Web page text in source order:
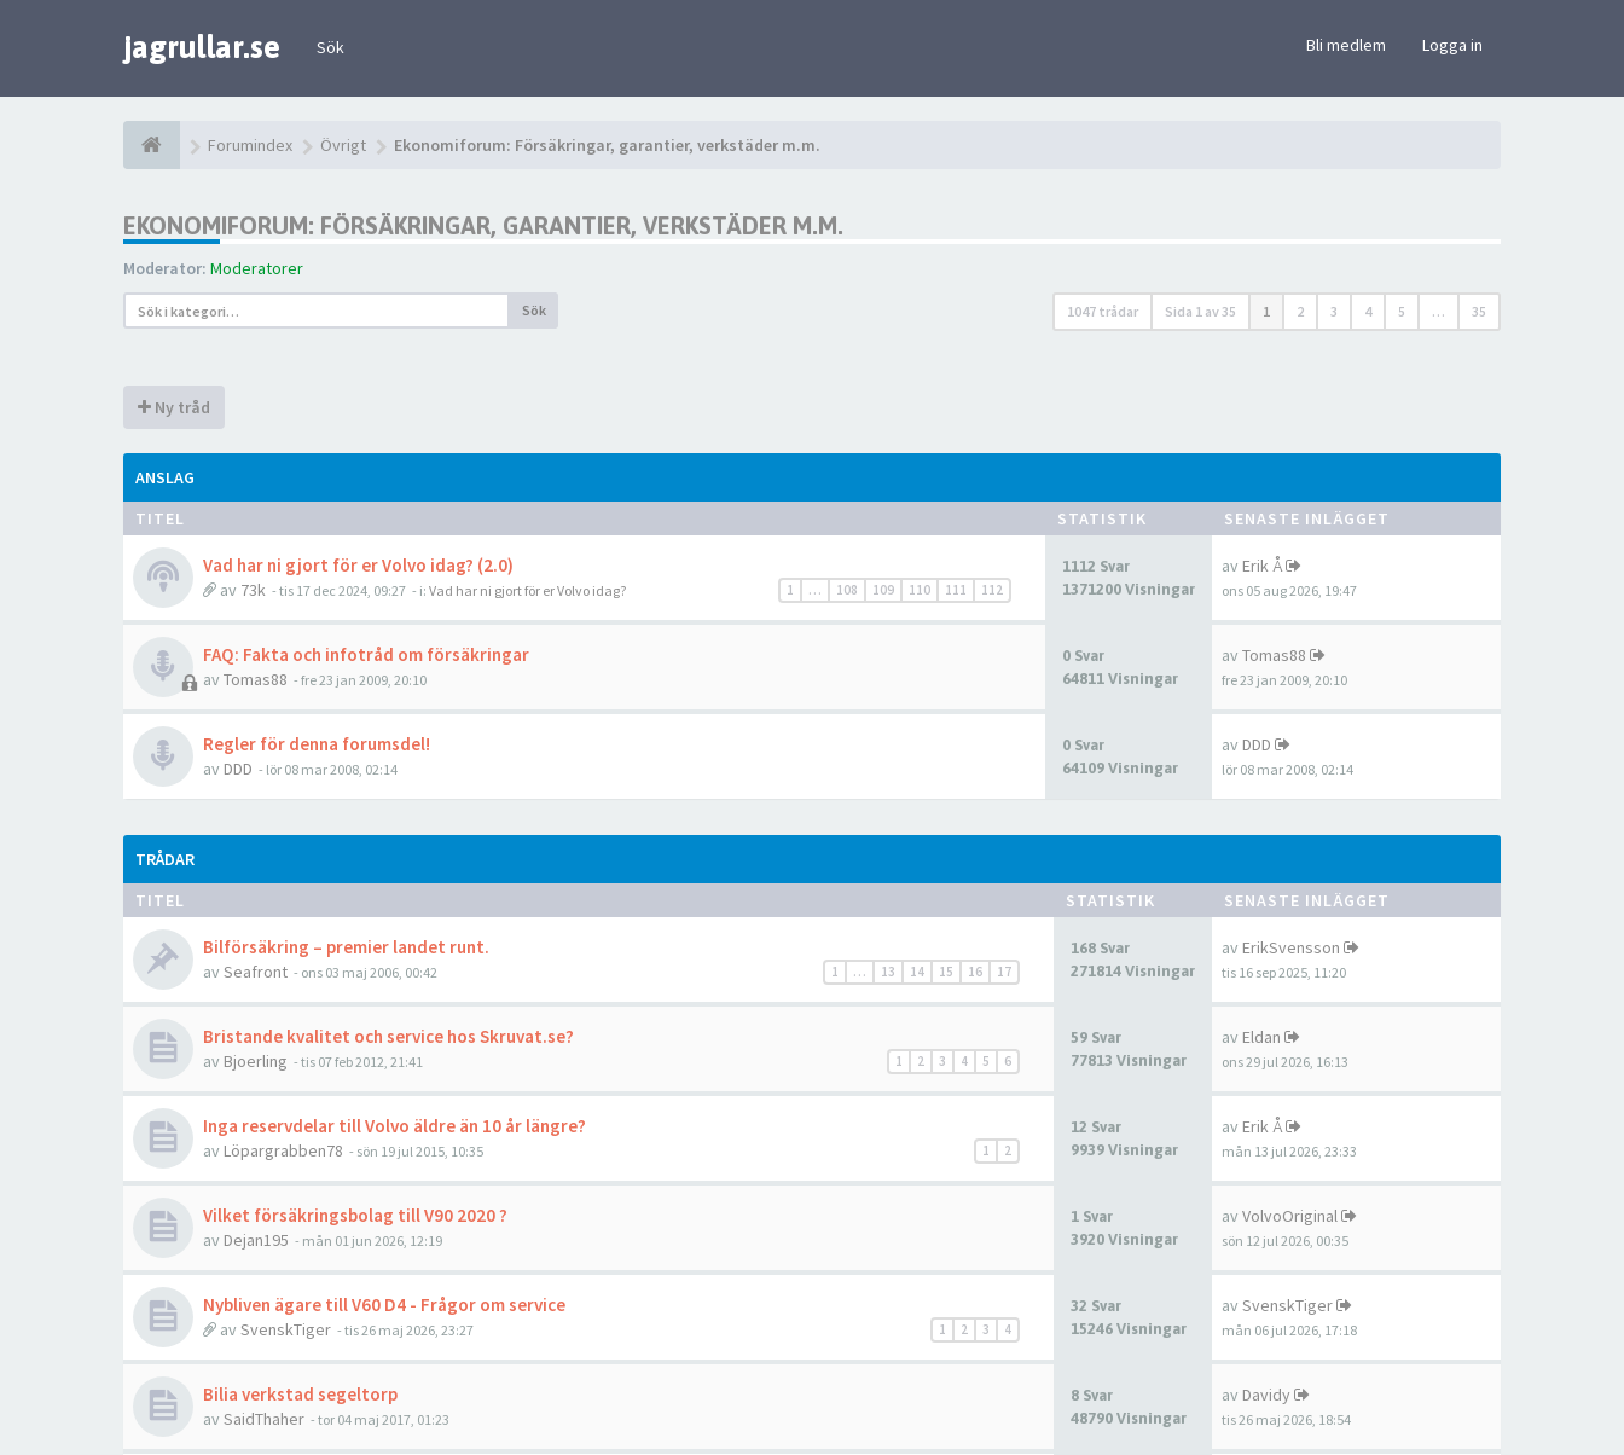
jagrullar.se Sök Bli medlem Logga in
Forumindex Övrigt Ekonomiforum: Försäkringar, garantier, verkstäder m.m.
EKONOMIFORUM: FÖRSÄKRINGAR, GARANTIER, VERKSTÄDER M.M.
Moderator: Moderatorer
Sök 1047 trådar Sida 1 av35 1 2 3 4 5 … 35
Ny tråd
ANSLAG
TITEL
STATISTIK SENASTE INLÄGGET
Vad har ni gjort för er Volvo idag? (2.0)
1 … 108 109 110 111 112
av 73k - tis 17 dec 2024, 09:27 - i: Vad har ni gjort för er Volvo idag?
1112 Svar
1371200 Visningar
av Erik Å
ons 05 aug 2026, 19:47
FAQ: Fakta och infotråd om försäkringar
av Tomas88 - fre 23 jan 2009, 20:10
0 Svar
64811 Visningar
av Tomas88
fre 23 jan 2009, 20:10
Regler för denna forumsdel!
av DDD - lör 08 mar 2008, 02:14
0 Svar
64109 Visningar
av DDD
lör 08 mar 2008, 02:14
TRÅDAR
TITEL
STATISTIK SENASTE INLÄGGET
Bilförsäkring – premier landet runt.
1 … 13 14 15 16 17
av Seafront - ons 03 maj 2006, 00:42
168 Svar
271814 Visningar
av ErikSvensson
tis 16 sep 2025, 11:20
Bristande kvalitet och service hos Skruvat.se?
1 2 3 4 5 6
av Bjoerling - tis 07 feb 2012, 21:41
59 Svar
77813 Visningar
av Eldan
ons 29 jul 2026, 16:13
Inga reservdelar till Volvo äldre än 10 år längre?
1 2
av Löpargrabben78 - sön 19 jul 2015, 10:35
12 Svar
9939 Visningar
av Erik Å
mån 13 jul 2026, 23:33
Vilket försäkringsbolag till V90 2020 ?
av Dejan195 - mån 01 jun 2026, 12:19
1 Svar
3920 Visningar
av VolvoOriginal
sön 12 jul 2026, 00:35
Nybliven ägare till V60 D4 - Frågor om service
1 2 3 4
av SvenskTiger - tis 26 maj 2026, 23:27
32 Svar
15246 Visningar
av SvenskTiger
mån 06 jul 2026, 17:18
Bilia verkstad segeltorp
av SaidThaher - tor 04 maj 2017, 01:23
8 Svar
48790 Visningar
av Davidy
tis 26 maj 2026, 18:54